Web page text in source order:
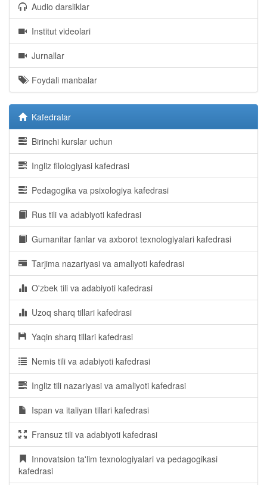
Audio darsliklar
Institut videolari
Jurnallar
Foydali manbalar
Kafedralar
Birinchi kurslar uchun
Ingliz filologiyasi kafedrasi
Pedagogika va psixologiya kafedrasi
Rus tili va adabiyoti kafedrasi
Gumanitar fanlar va axborot texnologiyalari kafedrasi
Tarjima nazariyasi va amaliyoti kafedrasi
O'zbek tili va adabiyoti kafedrasi
Uzoq sharq tillari kafedrasi
Yaqin sharq tillari kafedrasi
Nemis tili va adabiyoti kafedrasi
Ingliz tili nazariyasi va amaliyoti kafedrasi
Ispan va italiyan tillari kafedrasi
Fransuz tili va adabiyoti kafedrasi
Innovatsion ta'lim texnologiyalari va pedagogikasi
kafedrasi